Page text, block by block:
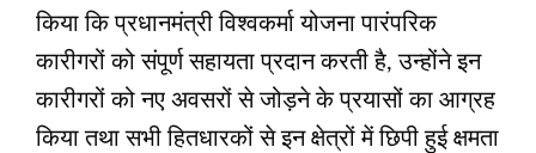
किया कि प्रधानमंत्री विश्वकर्मा योजना पारंपरिक
कारीगरों को संपूर्ण सहायता प्रदान करती है, उन्होंने इन
कारीगरों को नए अवसरों से जोड़ने के प्रयासों का आग्रह
किया तथा सभी हितधारकों से इन क्षेत्रों में छिपी हुई क्षमता